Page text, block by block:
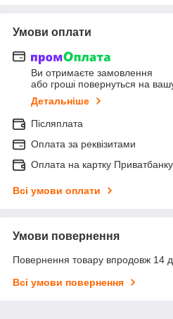
Умови оплати
Ви отримаєте замовлення
або гроші повернуться на
Детальніше
Післяплата
Оплата за реквізитами
Оплата на картку Приватбанку
Всі умови оплати
Умови повернення
Повернення товару впродовж 14
Всі умови повернення